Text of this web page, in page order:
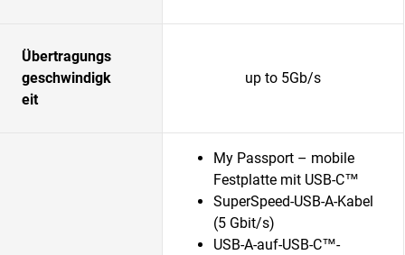
Übertragungs
geschwindigk
eit
up to 5Gb/s
My Passport – mobile
Festplatte mit USB-C™
SuperSpeed-USB-A-Kabel
(5 Gbit/s)
USB-A-auf-USB-C™-